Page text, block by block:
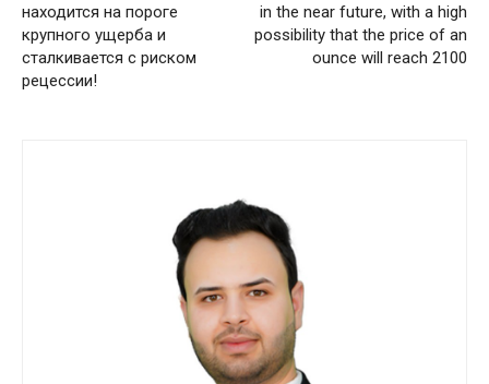
находится на пороге
крупного ущерба и
сталкивается с риском
рецессии!
in the near future, with a high
possibility that the price of an
ounce will reach 2100